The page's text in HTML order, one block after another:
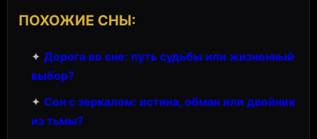
ПОХОЖИЕ СНЫ:
✦ Дорога во сне: путь судьбы или жизненный
выбор?
✦ Сон с зеркалом: истина, обман или двойник
из тьмы?